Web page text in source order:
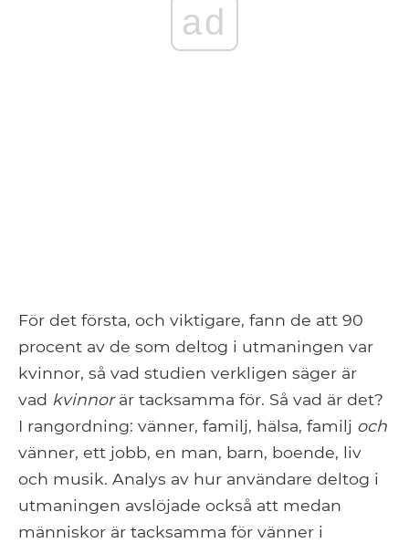
ad
För det första, och viktigare, fann de att 90
procent av de som deltog i utmaningen var
kvinnor, så vad studien verkligen säger är
vad kvinnorär tacksamma för. Så vad är det?
I rangordning: vänner, familj, hälsa, familj och
vänner, ett jobb, en man, barn, boende, liv
och musik. Analys av hur användare deltog i
utmaningen avslöjade också att medan
människor är tacksamma för vänner i